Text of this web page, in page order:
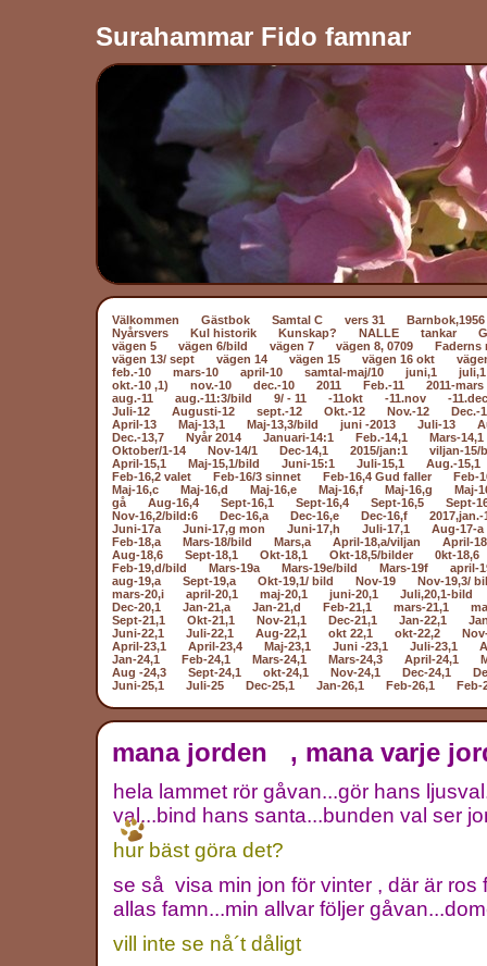
Surahammar Fido famnar
Välkommen Gästbok Samtal C vers 31
Barnbok,1956
Nyårsvers
Kul historik Kunskap? NALLE tankar
vägen 5
vägen 6/bild vägen 7 vägen 8, 0709
Faderns
vägen 13/ sept
vägen 14 vägen 15 vägen 16 okt
feb.-10
mars-10 april-10 samtal-maj/10 juni,1
juli,1
okt.-10 ,1)
nov.-10 dec.-10 2011 Feb.-11
2011-mars
aug.-11
aug.-11:3/bild 9/ - 11 -11okt -11.nov
-
Juli-12
Augusti-12 sept.-12 Okt.-12 Nov.-12
Dec.-
April-13
Maj-13,1 Maj-13,3/bild juni -2013 Juli-13
Dec.-13,7
Nyår 2014 Januari-14:1 Feb.-14,1
Mars-14,1
Oktober/1-14
Nov-14/1 Dec-14,1 2015/jan:1
viljan-15/
April-15,1
Maj-15,1/bild Juni-15:1 Juli-15,1
Aug.-15,1
Feb-16,2 valet
Feb-16/3 sinnet Feb-16,4 Gud faller
Feb-
Maj-16,c
Maj-16,d Maj-16,e Maj-16,f Maj-16,g
Maj-
gå
Aug-16,4 Sept-16,1 Sept-16,4 Sept-16,5
Sept-
Nov-16,2/bild:6
Dec-16,a Dec-16,e Dec-16,f
2017,jan.-
Juni-17a
Juni-17,g mon Juni-17,h Juli-17,1
Aug-17-a
Feb-18,a
Mars-18/bild Mars,a April-18,a/viljan
April-
Aug-18,6
Sept-18,1 Okt-18,1 Okt-18,5/bilder
0kt-18,6
Feb-19,d/bild
Mars-19a Mars-19e/bild Mars-19f
april-
aug-19,a
Sept-19,a Okt-19,1/ bild Nov-19
Nov-19,3/
mars-20,i
april-20,1 maj-20,1 juni-20,1
Juli,20,1-bild
Dec-20,1
Jan-21,a Jan-21,d Feb-21,1 mars-21,1
Sept-21,1
Okt-21,1 Nov-21,1 Dec-21,1 Jan-22,1
Juni-22,1
Juli-22,1 Aug-22,1 okt 22,1 okt-22,2
April-23,1
April-23,4 Maj-23,1 Juni -23,1 Juli-23,1
Jan-24,1
Feb-24,1 Mars-24,1 Mars-24,3 April-24,1
Aug -24,3
Sept-24,1 okt-24,1 Nov-24,1 Dec-24,1
Juni-25,1
Juli-25 Dec-25,1 Jan-26,1 Feb-26,1 Feb-
mana jorden , mana varje
hela lammet rör gåvan...gör hans
val...bind hans santa...bunden val ser
hur bäst göra det?
se så visa min jon för vinter , där är ros
allas famn...min allvar följer
vill inte se nå´t dåligt